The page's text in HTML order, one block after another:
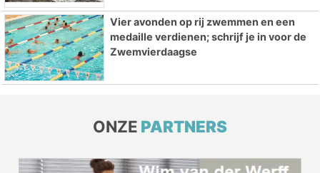
Vier avonden op rij zwemmen en een
medaille verdienen; schrijf je in voor de
Zwemvierdaagse
ONZE PARTNERS